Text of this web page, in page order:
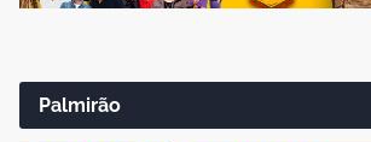
Palmirão